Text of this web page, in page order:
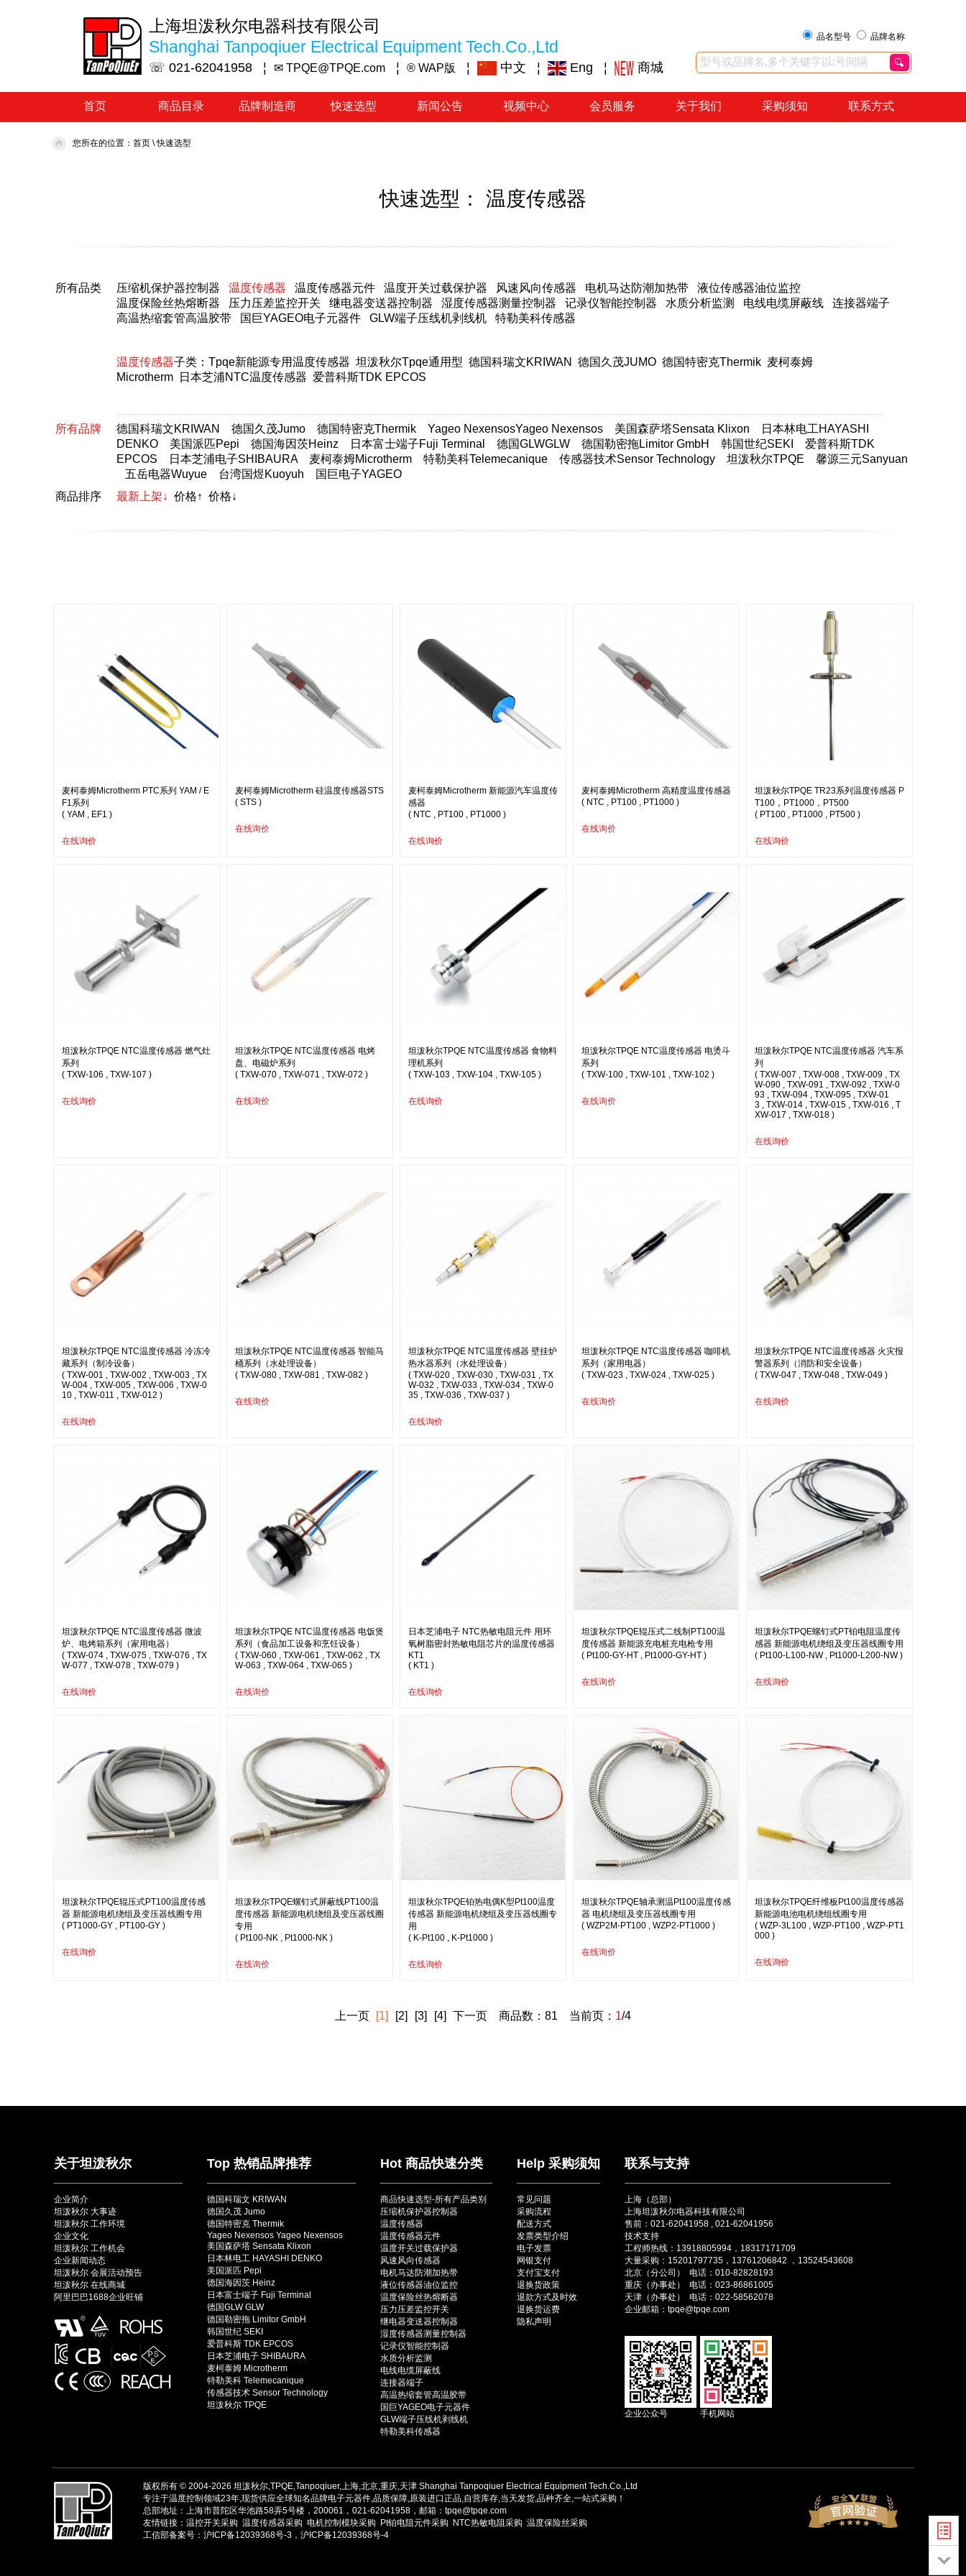
上海坦泼秋尔电器科技有限公司
Shanghai Tanpoqiuer Electrical Equipment Tech.Co.,Ltd
☏ 021-62041958 ¦ ✉ TPQE@TPQE.com ¦ ® WAP版 ¦ 中文 ¦ Eng ¦ 商城
品名型号 品牌名称
首页 商品目录 品牌制造商 快速选型 新闻公告 视频中心 会员服务 关于我们 采购须知 联系方式
您所在的位置： 首页 \快速选型
快速选型： 温度传感器
所有品类 压缩机保护器控制器 温度传感器 温度传感器元件 温度开关过载保护器 风速风向传感器 电机马达防潮加热带
液位传感器油位监控
温度保险丝热熔断器
压力压差监控开关 继电器变送器控制器 湿度传感器测量控制器 记录仪智能控制器 水质分析监测 电线电缆屏蔽线
连接器端子
高温热缩套管高温胶带
国巨YAGEO电子元器件 GLW端子压线机剥线机 特勒美科传感器
温度传感器子类： Tpqe新能源专用温度传感器 坦泼秋尔Tpqe通用型 德国科瑞文KRIWAN 德国久茂JUMO 德国特密克Thermik 麦柯泰姆
Microtherm
日本芝浦NTC温度传感器 爱普科斯TDK EPCOS
所有品牌 德国科瑞文KRIWAN 德国久茂Jumo 德国特密克Thermik Yageo NexensosYageo Nexensos 美国森萨塔Sensata Klixon
日本林电工HAYASHI
DENKO
美国派匹Pepi 德国海因茨Heinz 日本富士端子Fuji Terminal 德国GLWGLW 德国勒密拖Limitor GmbH 韩国世纪SEKI
爱普科斯TDK
EPCOS
日本芝浦电子SHIBAURA 麦柯泰姆Microtherm 特勒美科Telemecanique 传感器技术Sensor Technology 坦泼秋尔TPQE
馨源三元Sanyuan
五岳电器Wuyue
台湾国煜Kuoyuh
国巨电子YAGEO
商品排序
最新上架↓ 价格↑ 价格↓
麦柯泰姆Microtherm PTC系列 YAM / E
F1系列
( YAM , EF1 )
在线询价
麦柯泰姆Microtherm 硅温度传感器STS
( STS )
在线询价
麦柯泰姆Microtherm 新能源汽车温度传
感器
( NTC , PT100 , PT1000 )
在线询价
麦柯泰姆Microtherm 高精度温度传感器
( NTC , PT100 , PT1000 )
在线询价
坦泼秋尔TPQE TR23系列温度传感器 P
T100，PT1000，PT500
( PT100 , PT1000 , PT500 )
在线询价
坦泼秋尔TPQE NTC温度传感器 燃气灶
系列
( TXW-106 , TXW-107 )
在线询价
坦泼秋尔TPQE NTC温度传感器 电烤
盘、电磁炉系列
( TXW-070 , TXW-071 , TXW-072 )
在线询价
坦泼秋尔TPQE NTC温度传感器 食物料
理机系列
( TXW-103 , TXW-104 , TXW-105 )
在线询价
坦泼秋尔TPQE NTC温度传感器 电烫斗
系列
( TXW-100 , TXW-101 , TXW-102 )
在线询价
坦泼秋尔TPQE NTC温度传感器 汽车系
列
( TXW-007 , TXW-008 , TXW-009 , TX
W-090 , TXW-091 , TXW-092 , TXW-0
93 , TXW-094 , TXW-095 , TXW-01
3 , TXW-014 , TXW-015 , TXW-016 , T
XW-017 , TXW-018 )
在线询价
坦泼秋尔TPQE NTC温度传感器 冷冻冷
藏系列（制冷设备）
( TXW-001 , TXW-002 , TXW-003 , TX
W-004 , TXW-005 , TXW-006 , TXW-0
10 , TXW-011 , TXW-012 )
在线询价
坦泼秋尔TPQE NTC温度传感器 智能马
桶系列（水处理设备）
( TXW-080 , TXW-081 , TXW-082 )
在线询价
坦泼秋尔TPQE NTC温度传感器 壁挂炉
热水器系列（水处理设备）
( TXW-020 , TXW-030 , TXW-031 , TX
W-032 , TXW-033 , TXW-034 , TXW-0
35 , TXW-036 , TXW-037 )
在线询价
坦泼秋尔TPQE NTC温度传感器 咖啡机
系列（家用电器）
( TXW-023 , TXW-024 , TXW-025 )
在线询价
坦泼秋尔TPQE NTC温度传感器 火灾报
警器系列（消防和安全设备）
( TXW-047 , TXW-048 , TXW-049 )
在线询价
坦泼秋尔TPQE NTC温度传感器 微波
炉、电烤箱系列（家用电器）
( TXW-074 , TXW-075 , TXW-076 , TX
W-077 , TXW-078 , TXW-079 )
在线询价
坦泼秋尔TPQE NTC温度传感器 电饭煲
系列（食品加工设备和烹饪设备）
( TXW-060 , TXW-061 , TXW-062 , TX
W-063 , TXW-064 , TXW-065 )
在线询价
日本芝浦电子 NTC热敏电阻元件 用环
氧树脂密封热敏电阻芯片的温度传感器
KT1
( KT1 )
在线询价
坦泼秋尔TPQE辊压式二线制PT100温
度传感器 新能源充电桩充电枪专用
( Pt100-GY-HT , Pt1000-GY-HT )
在线询价
坦泼秋尔TPQE螺钉式PT铂电阻温度传
感器 新能源电机绕组及变压器线圈专用
( Pt100-L100-NW , Pt1000-L200-NW )
在线询价
坦泼秋尔TPQE辊压式PT100温度传感
器 新能源电机绕组及变压器线圈专用
( PT1000-GY , PT100-GY )
在线询价
坦泼秋尔TPQE螺钉式屏蔽线PT100温
度传感器 新能源电机绕组及变压器线圈
专用
( Pt100-NK , Pt1000-NK )
在线询价
坦泼秋尔TPQE铂热电偶K型Pt100温度
传感器 新能源电机绕组及变压器线圈专
用
( K-Pt100 , K-Pt1000 )
在线询价
坦泼秋尔TPQE轴承测温Pt100温度传感
器 电机绕组及变压器线圈专用
( WZP2M-PT100 , WZP2-PT1000 )
在线询价
坦泼秋尔TPQE纤维板Pt100温度传感器
新能源电池电机绕组线圈专用
( WZP-3L100 , WZP-PT100 , WZP-PT1
000 )
在线询价
上一页 [1] [2] [3] [4] 下一页 商品数：81 当前页： 1/4
关于坦泼秋尔
企业简介
坦泼秋尔 大事迹
坦泼秋尔 工作环境
企业文化
坦泼秋尔 工作机会
企业新闻动态
坦泼秋尔 会展活动预告
坦泼秋尔 在线商城
阿里巴巴1688企业旺铺
Top 热销品牌推荐
德国科瑞文 KRIWAN
德国久茂 Jumo
德国特密克 Thermik
Yageo Nexensos Yageo Nexensos
美国森萨塔 Sensata Klixon
日本林电工 HAYASHI DENKO
美国派匹 Pepi
德国海因茨 Heinz
日本富士端子 Fuji Terminal
德国GLW GLW
德国勒密拖 Limitor GmbH
韩国世纪 SEKI
爱普科斯 TDK EPCOS
日本芝浦电子 SHIBAURA
麦柯泰姆 Microtherm
特勒美科 Telemecanique
传感器技术 Sensor Technology
坦泼秋尔 TPQE
Hot 商品快速分类
商品快速选型-所有产品类别
压缩机保护器控制器
温度传感器
温度传感器元件
温度开关过载保护器
风速风向传感器
电机马达防潮加热带
液位传感器油位监控
温度保险丝热熔断器
压力压差监控开关
继电器变送器控制器
湿度传感器测量控制器
记录仪智能控制器
水质分析监测
电线电缆屏蔽线
连接器端子
高温热缩套管高温胶带
国巨YAGEO电子元器件
GLW端子压线机剥线机
特勒美科传感器
Help 采购须知
常见问题
采购流程
配送方式
发票类型介绍
电子发票
网银支付
支付宝支付
退换货政策
退款方式及时效
退换货运费
隐私声明
联系与支持
上海（总部）
上海坦泼秋尔电器科技有限公司
售前：021-62041958 , 021-62041956
技术支持
工程师热线：13918805994，18317171709
大量采购：15201797735，13761206842 ，13524543608
北京（分公司） 电话：010-82828193
重庆（办事处） 电话：023-86861005
天津（办事处） 电话：022-58562078
企业邮箱：tpqe@tpqe.com
企业公众号 手机网站
版权所有 © 2004-2026 坦泼秋尔,TPQE,Tanpoqiuer,上海,北京,重庆,天津 Shanghai Tanpoqiuer Electrical Equipment Tech.Co.,Ltd
专注于温度控制领域23年,现货供应全球知名品牌电子元器件,品质保障,原装进口正品,自营库存,当天发货,品种齐全,一站式采购！
总部地址：上海市普陀区华池路58弄5号楼，200061，021-62041958，邮箱：tpqe@tpqe.com
友情链接： 温控开关采购 温度传感器采购 电机控制模块采购 Pt铂电阻元件采购 NTC热敏电阻采购 温度保险丝采购
工信部备案号：沪ICP备12039368号-3，沪ICP备12039368号-4